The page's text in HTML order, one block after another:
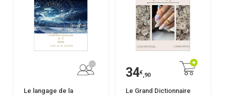
Le langage de la
34€,90
Le Grand Dictionnaire